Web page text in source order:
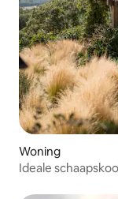
Woning
Ideale